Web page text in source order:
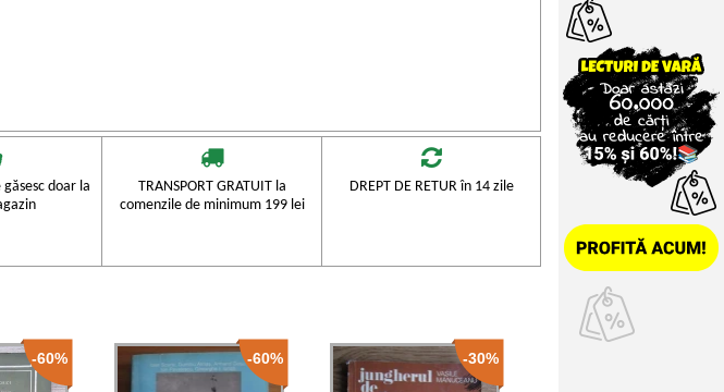
găsesc doar la
TRANSPORT GRATUIT la
comenzile de minimum 199 lei
DREPT DE RETUR în 14 zile
-60% -60% -30%